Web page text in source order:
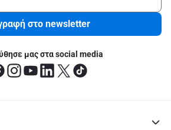
στο newsletter
μας στα social media